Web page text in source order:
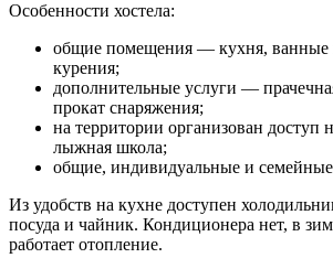
Особенности хостела:
общие помещения — кухня, ванные
курения;
дополнительные услуги —
прокат снаряжения;
на территории организован доступ
лыжная школа;
общие, индивидуальные и
Из удобств на кухне доступен
посуда и чайник. Кондиционера нет, в
работает отопление.